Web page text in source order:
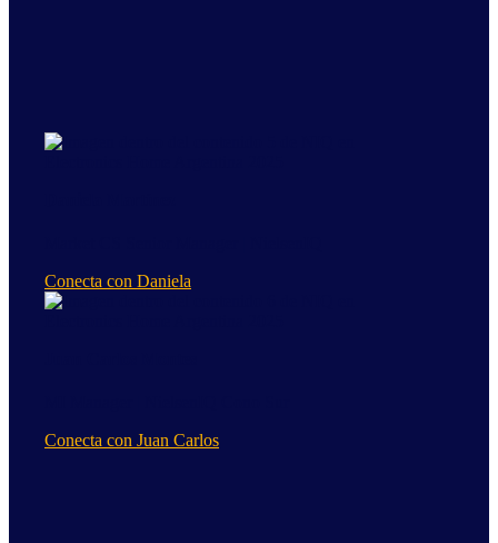
Conecta con Daniela
Conecta con Juan Carlos